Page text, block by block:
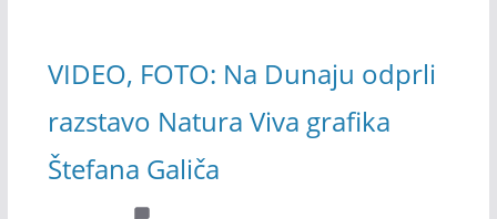
VIDEO, FOTO: Na Dunaju odprli
razstavo Natura Viva grafika
Štefana Galiča